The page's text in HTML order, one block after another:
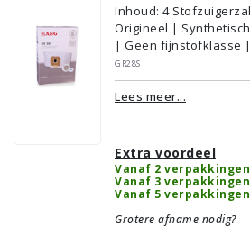
Inhoud: 4
Origineel |
| Geen fijnstofklasse
GR28S
Lees meer...
Extra voordeel
Vanaf 2 verpakkingen
Vanaf 3 verpakkingen
Vanaf 5 verpakkingen
Grotere afname nodig?